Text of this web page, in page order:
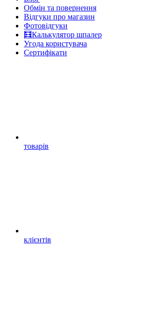
Обмін та повернення
Відгуки про магазин
Фотовідгуки
🧮Калькулятор шпалер
Угода користувача
Сертифікати
товарів
клієнтів